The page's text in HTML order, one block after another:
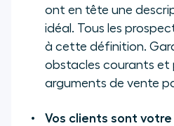
ont en tête une
idéal. Tous les
à cette définition.
obstacles courants et
arguments de vente
Vos clients sont votre